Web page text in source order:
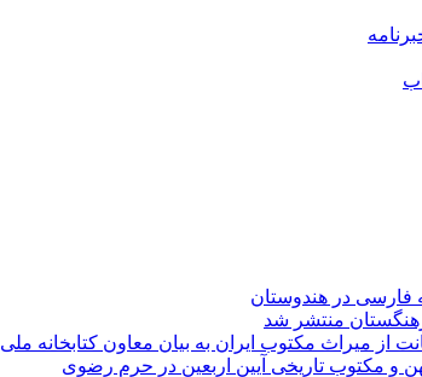
از میراث مکتوب ایران به بیان معاون کتابخانه ملی
و مکتوب تاریخی آیین اربعین در حرم رضوی